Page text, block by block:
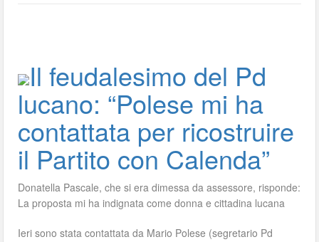
Il feudalesimo del Pd
lucano: “Polese mi ha
contattata per ricostruire
il Partito con Calenda”
Donatella Pascale, che si era dimessa da assessore, risponde:
La proposta mi ha indignata come donna e cittadina lucana
Ieri sono stata contattata da Mario Polese (segretario Pd